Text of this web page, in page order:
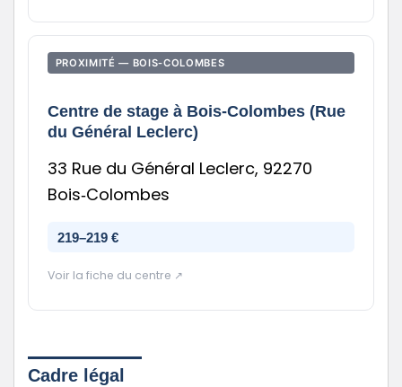
PROXIMITÉ — BOIS‑COLOMBES
Centre de stage à Bois-Colombes (Rue
du Général Leclerc)
33 Rue du Général Leclerc, 92270
Bois‑Colombes
219–219 €
Voir la fiche du centre ↗
Cadre légal